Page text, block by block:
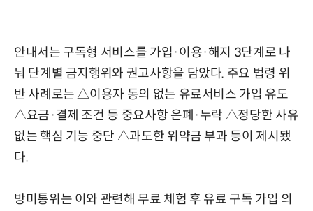
안내서는 구독형 서비스를 가입·이용·해지 3단계로 나
눠 단계별 금지행위와 권고사항을 담았다. 주요 법령 위
반 사례로는 △이용자 동의 없는 유료서비스 가입 유도
△요금·결제 조건 등 중요사항 은폐·누락 △정당한 사유
없는 핵심 기능 중단 △과도한 위약금 부과 등이 제시됐
다.
방미통위는 이와 관련해 무료 체험 후 유료 구독 가입 의